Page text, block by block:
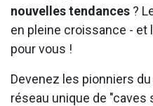
nouvelles tendances ?
en pleine croissance - et
pour vous !
Devenez les pionniers
réseau unique de "caves